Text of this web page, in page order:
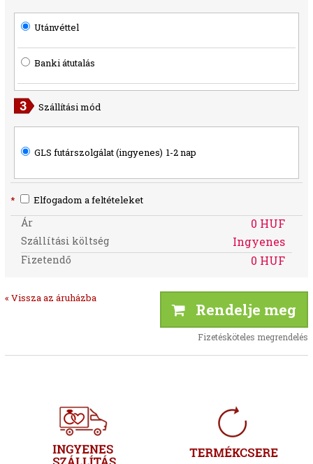
Utánvéttel
Banki átutalás
Szállítási mód
GLS futárszolgálat (ingyenes) 1-2 nap
* Elfogadom a feltételeket
Ár 0 HUF
Szállítási költség Ingyenes
Fizetendő 0 HUF
« Vissza az áruházba
Rendelje meg
Fizetésköteles megrendelés